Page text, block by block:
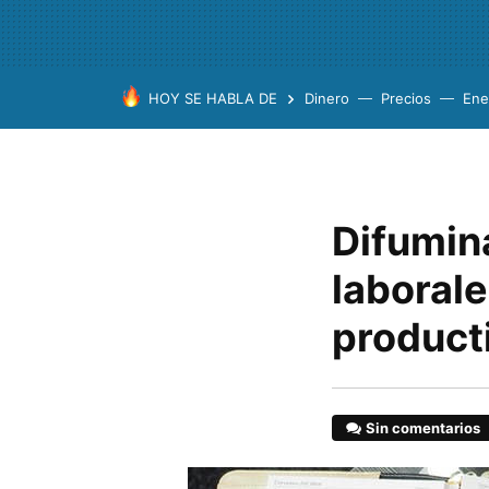
HOY SE HABLA DE Dinero Precios
Sin comentarios